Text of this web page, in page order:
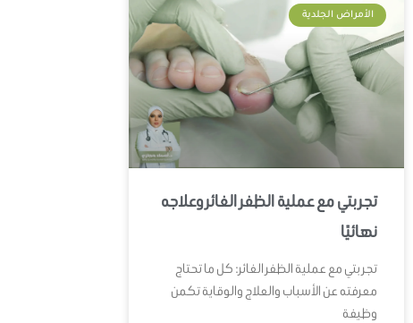
الأمراض الجلدية
تجربتي مع عملية الظفر الغائر وعلاجه
نهائيًا
تجربتي مع عملية الظفر الغائر: كل ما تحتاج
معرفته عن الأسباب والعلاج والوقاية تكمن
وظيفة